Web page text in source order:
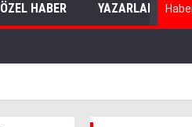
ÖZEL HABER YAZARLAR